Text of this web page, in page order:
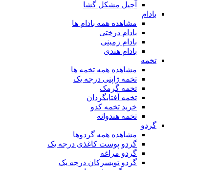
آجیل مشکل گشا
بادام
مشاهده همه بادام ها
بادام درختی
بادام زمینی
بادام هندی
تخمه
مشاهده همه تخمه ها
تخمه ژاپنی درجه یک
تخمه گرمک
تخمه آفتابگردان
خرید تخمه کدو
تخمه هندوانه
گردو
مشاهده همه گردوها
گردو پوست کاغذی درجه یک
گردو مراغه
گردو تویسرکان درجه یک